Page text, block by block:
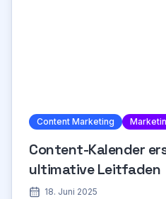
Content Marketing
Content-Kalender
ultimative Leitfaden
18. Juni 2025